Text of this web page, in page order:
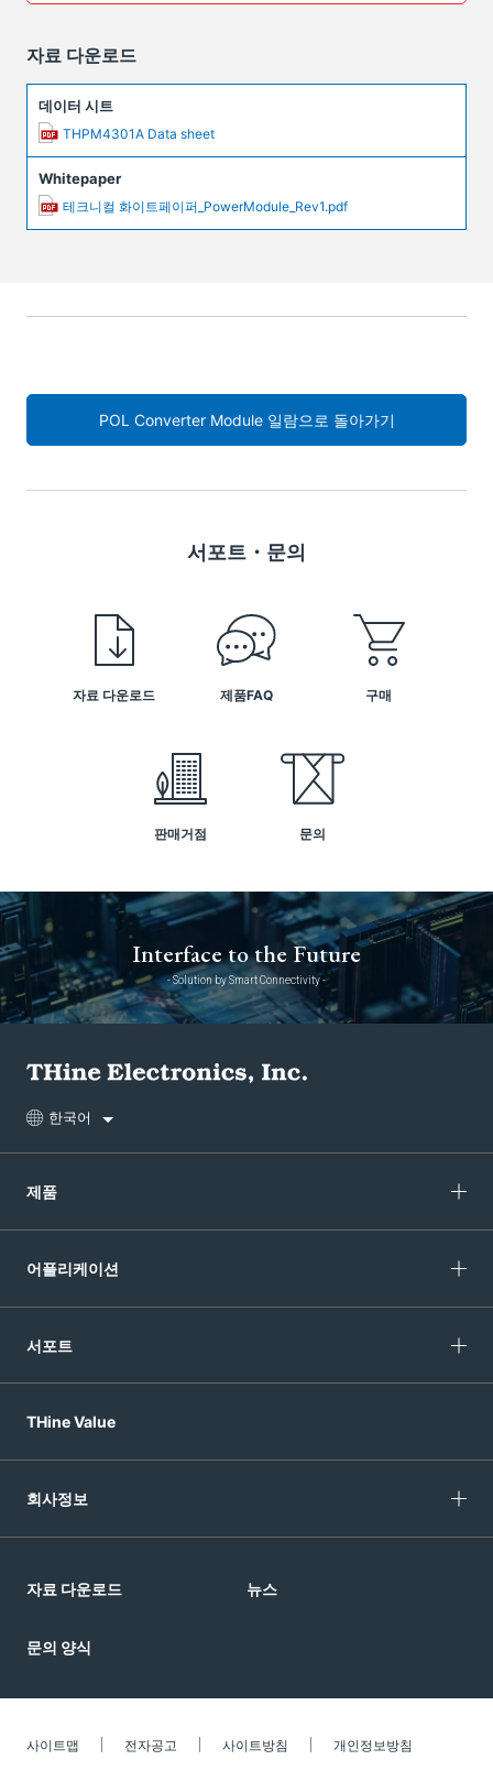
자료 다운로드
데이터 시트
THPM4301A Data sheet
Whitepaper
테크니컬 화이트페이퍼_PowerModule_Rev1.pdf
POL Converter Module 일람으로 돌아가기
서포트・문의
자료 다운로드 제품FAQ 구매
판매거점 문의
Interface to the Future
- Solution by Smart Connectivity -
한국어
제품
어플리케이션
서포트
THine Value
회사정보
자료 다운로드 뉴스
문의 양식
사이트맵 전자공고 사이트방침 개인정보방침